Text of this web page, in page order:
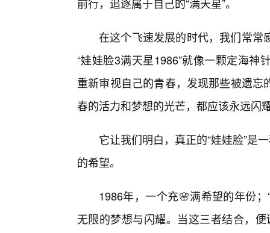
在这个飞速发展的时代，我们常常
“娃娃脸3满天星1986”就像一颗定海神
重新审视自己的青春，发现那些被遗
春的活力和梦想的光芒，都应该永远闪
它让我们明白，真正的“娃娃脸”是
的希望。
1986年，一个充🌸满希望的年份
无限的梦想与闪耀。当这三者结合，